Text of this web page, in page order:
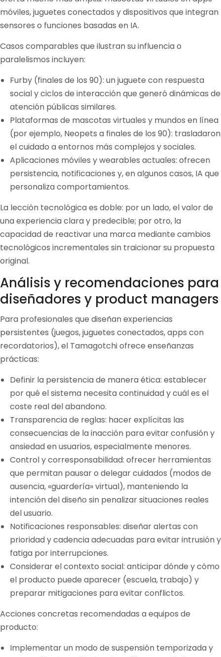
móviles, juguetes conectados y dispositivos que integran
sensores o funciones basadas en IA.
Casos comparables que ilustran su influencia o
paralelismos incluyen:
Furby (finales de los 90): un juguete con respuesta
social y ciclos de interacción que generó dinámicas de
atención públicas similares.
Plataformas de mascotas virtuales y mundos en línea
(por ejemplo, Neopets a finales de los 90): trasladaron
el cuidado a entornos más complejos y sociales.
Aplicaciones móviles y wearables actuales: ofrecen
persistencia, notificaciones y, en algunos casos, IA que
personaliza comportamientos.
La lección tecnológica es doble: por un lado, el valor de
una experiencia clara y predecible; por otro, la
capacidad de reactivar una marca mediante cambios
tecnológicos incrementales sin traicionar su propuesta
original.
Análisis y recomendaciones para
diseñadores y product managers
Para profesionales que diseñan experiencias
persistentes (juegos, juguetes conectados, apps con
recordatorios), el Tamagotchi ofrece enseñanzas
prácticas:
Definir la persistencia de manera ética: establecer
por qué el sistema necesita continuidad y cuál es el
coste real del abandono.
Transparencia de reglas: hacer explícitas las
consecuencias de la inacción para evitar confusión y
ansiedad en usuarios, especialmente menores.
Control y corresponsabilidad: ofrecer herramientas
que permitan pausar o delegar cuidados (modos de
ausencia, «guardería» virtual), manteniendo la
intención del diseño sin penalizar situaciones reales
del usuario.
Notificaciones responsables: diseñar alertas con
prioridad y cadencia adecuadas para evitar intrusión y
fatiga por interrupciones.
Considerar el contexto social: anticipar dónde y cómo
el producto puede aparecer (escuela, trabajo) y
preparar mitigaciones para evitar conflictos.
Acciones concretas recomendadas a equipos de
producto:
Implementar un modo de suspensión temporizada y